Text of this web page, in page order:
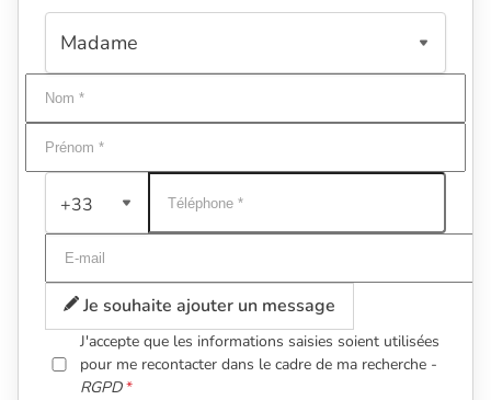
+33
Je souhaite ajouter un message
J'accepte que les informations saisies soient utilisées
pour me recontacter dans le cadre de ma recherche -
RGPD